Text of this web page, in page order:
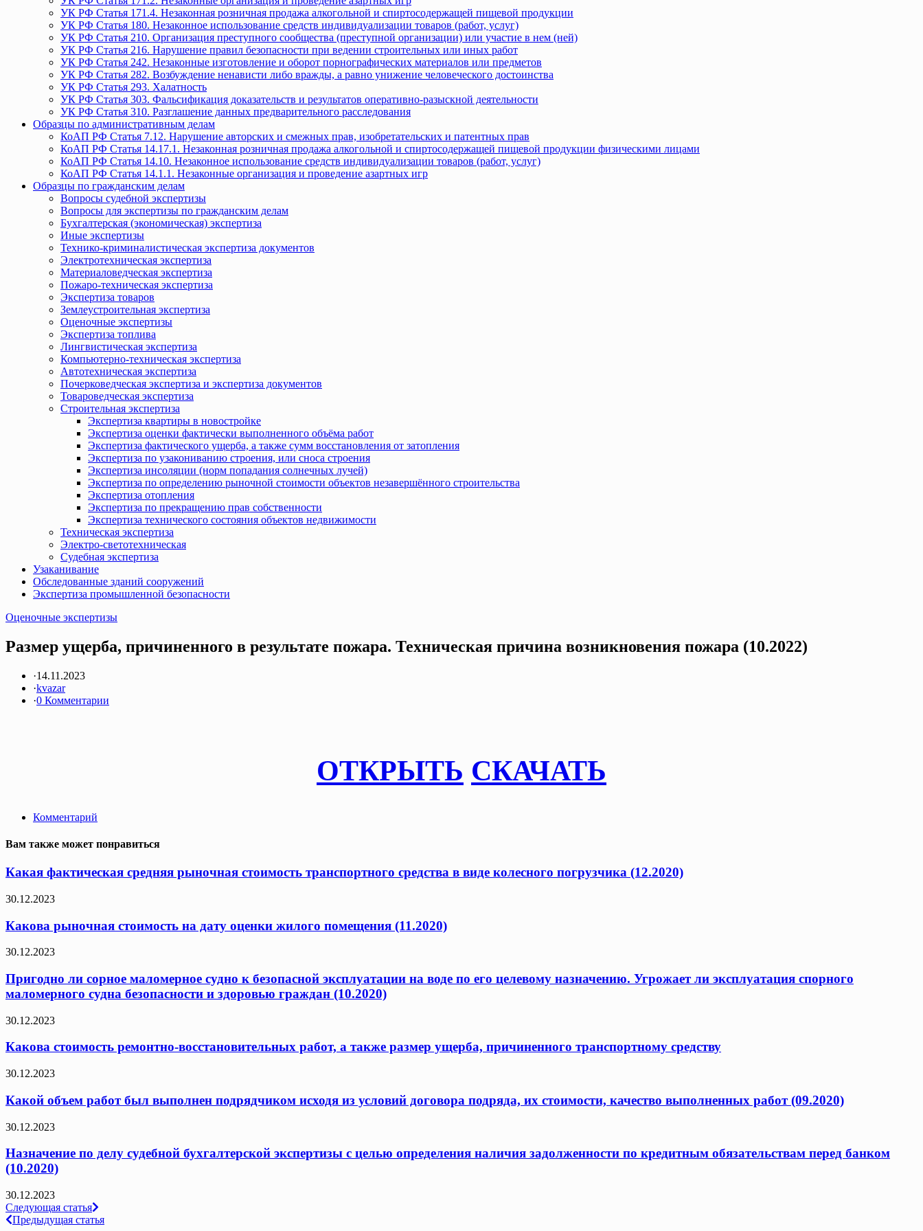
УК РФ Статья 171.4. Незаконная розничная продажа алкогольной и спиртосодержащей пищевой продукции
УК РФ Статья 180. Незаконное использование средств индивидуализации товаров (работ, услуг)
УК РФ Статья 210. Организация преступного сообщества (преступной организации) или участие в нем (ней)
УК РФ Статья 216. Нарушение правил безопасности при ведении строительных или иных работ
УК РФ Статья 242. Незаконные изготовление и оборот порнографических материалов или предметов
УК РФ Статья 282. Возбуждение ненависти либо вражды, а равно унижение человеческого достоинства
УК РФ Статья 293. Халатность
УК РФ Статья 303. Фальсификация доказательств и результатов оперативно-разыскной деятельности
УК РФ Статья 310. Разглашение данных предварительного расследования
Образцы по административным делам
КоАП РФ Статья 7.12. Нарушение авторских и смежных прав, изобретательских и патентных прав
КоАП РФ Статья 14.17.1. Незаконная розничная продажа алкогольной и спиртосодержащей пищевой продукции физическими лицами
КоАП РФ Статья 14.10. Незаконное использование средств индивидуализации товаров (работ, услуг)
КоАП РФ Статья 14.1.1. Незаконные организация и проведение азартных игр
Образцы по гражданским делам
Вопросы судебной экспертизы
Вопросы для экспертизы по гражданским делам
Бухгалтерская (экономическая) экспертиза
Иные экспертизы
Технико-криминалистическая экспертиза документов
Электротехническая экспертиза
Материаловедческая экспертиза
Пожаро-техническая экспертиза
Экспертиза товаров
Землеустроительная экспертиза
Оценочные экспертизы
Экспертиза топлива
Лингвистическая экспертиза
Компьютерно-техническая экспертиза
Автотехническая экспертиза
Почерковедческая экспертиза и экспертиза документов
Товароведческая экспертиза
Строительная экспертиза
Экспертиза квартиры в новостройке
Экспертиза оценки фактически выполненного объёма работ
Экспертиза фактического ущерба, а также сумм восстановления от затопления
Экспертиза по узакониванию строения, или сноса строения
Экспертиза инсоляции (норм попадания солнечных лучей)
Экспертиза по определению рыночной стоимости объектов незавершённого строительства
Экспертиза отопления
Экспертиза по прекращению прав собственности
Экспертиза технического состояния объектов недвижимости
Техническая экспертиза
Электро-светотехническая
Судебная экспертиза
Узаканивание
Обследованные зданий сооружений
Экспертиза промышленной безопасности
Оценочные экспертизы
Размер ущерба, причиненного в результате пожара. Техническая причина возникновения пожара (10.2022)
·14.11.2023
·kvazar
·0 Комментарии
ОТКРЫТЬ СКАЧАТЬ
Комментарий
Вам также может понравиться
Какая фактическая средняя рыночная стоимость транспортного средства в виде колесного погрузчика (12.2020)
30.12.2023
Какова рыночная стоимость на дату оценки жилого помещения (11.2020)
30.12.2023
Пригодно ли сорное маломерное судно к безопасной эксплуатации на воде по его целевому назначению. Угрожает ли эксплуатация спорного
маломерного судна безопасности и здоровью граждан (10.2020)
30.12.2023
Какова стоимость ремонтно-восстановительных работ, а также размер ущерба, причиненного транспортному средству
30.12.2023
Какой объем работ был выполнен подрядчиком исходя из условий договора подряда, их стоимости, качество выполненных работ (09.2020)
30.12.2023
Назначение по делу судебной бухгалтерской экспертизы с целью определения наличия задолженности по кредитным обязательствам перед банком
(10.2020)
30.12.2023
Навигация
Следующая статья
Предыдущая статья